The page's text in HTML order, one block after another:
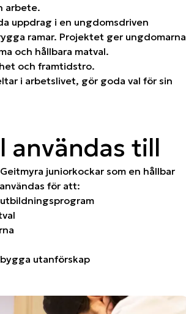
arbete.
uppdrag i en ungdomsdriven
ramar. Projektet ger ungdomarna
och hållbara matval.
och framtidstro.
i arbetslivet, gör goda val för sin
användas till
juniorkockar som en hållbar
för att:
utanförskap